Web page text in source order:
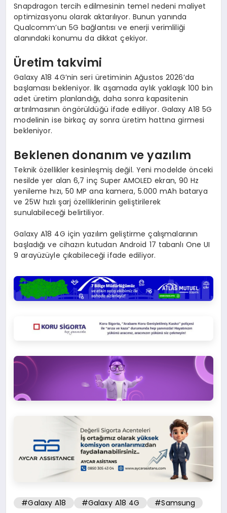
Snapdragon tercih edilmesinin temel nedeni maliyet
optimizasyonu olarak aktarılıyor. Bunun yanında
Qualcomm’un 5G bağlantısı ve enerji verimliliği
alanındaki konumu da dikkat çekiyor.
Üretim takvimi
Galaxy A18 4G’nin seri üretiminin Ağustos 2026’da
başlaması bekleniyor. İlk aşamada aylık yaklaşık 100 bin
adet üretim planlandığı, daha sonra kapasitenin
artırılmasının öngörüldüğü ifade ediliyor. Galaxy A18 5G
modelinin ise birkaç ay sonra üretim hattına girmesi
bekleniyor.
Beklenen donanım ve yazılım
Teknik özellikler kesinleşmiş değil. Yeni modelde önceki
nesilde yer alan 6,7 inç Super AMOLED ekran, 90 Hz
yenileme hızı, 50 MP ana kamera, 5.000 mAh batarya
ve 25W hızlı şarj özelliklerinin geliştirilerek
sunulabileceği belirtiliyor.
Galaxy A18 4G için yazılım geliştirme çalışmalarının
başladığı ve cihazın kutudan Android 17 tabanlı One UI
9 arayüzüyle çıkabileceği ifade ediliyor.
#Galaxy A18 #Galaxy A18 4G #Samsung